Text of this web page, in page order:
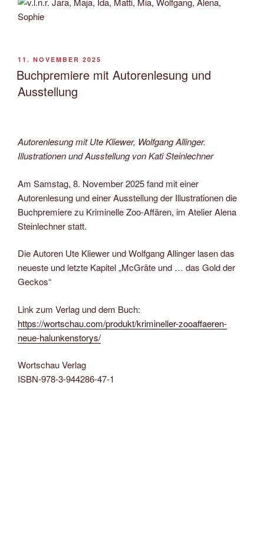
VERÖFFENTLICHT
AM
11. NOVEMBER 2025
Buchpremiere mit Autorenlesung und
Ausstellung
Autorenlesung mit Ute Kliewer, Wolfgang Allinger.
Illustrationen und Ausstellung von Kati Steinlechner
Am Samstag, 8. November 2025 fand mit einer
Autorenlesung und einer Ausstellung der Illustrationen die
Buchpremiere zu Kriminelle Zoo-Affären, im Atelier Alena
Steinlechner statt.
Die Autoren Ute Kliewer und Wolfgang Allinger lasen das
neueste und letzte Kapitel „McGräte und … das Gold der
Geckos“
Link zum Verlag und dem Buch:
https://wortschau.com/produkt/krimineller-zooaffaeren-
neue-halunkenstorys/
Wortschau Verlag
ISBN-978-3-944286-47-1